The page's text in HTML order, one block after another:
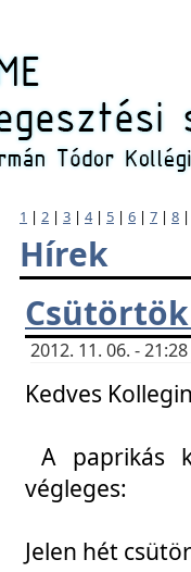
1 | 2 | 3 | 4| 5 | 6 | 7 | 8
Hírek
2012. 11. 06. -
Kedves
A paprikás
végleges:
Jelen hét